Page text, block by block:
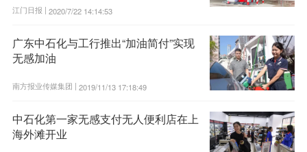
江门日报 | 2020/7/22 14:14:53
广东中石化与工行推出“加油简付”实现
无感加油
南方报业传媒集团 | 2019/11/13 17:18:49
中石化第一家无感支付无人便利店在上
海外滩开业